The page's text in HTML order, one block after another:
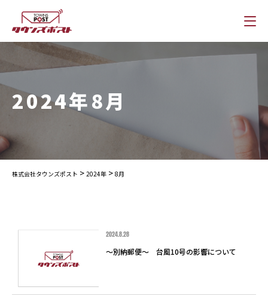
2024年8月
株式会社タウンズポスト > 2024年 > 8月
2024.8.28
～別納郵便～ 台風10号の影響について